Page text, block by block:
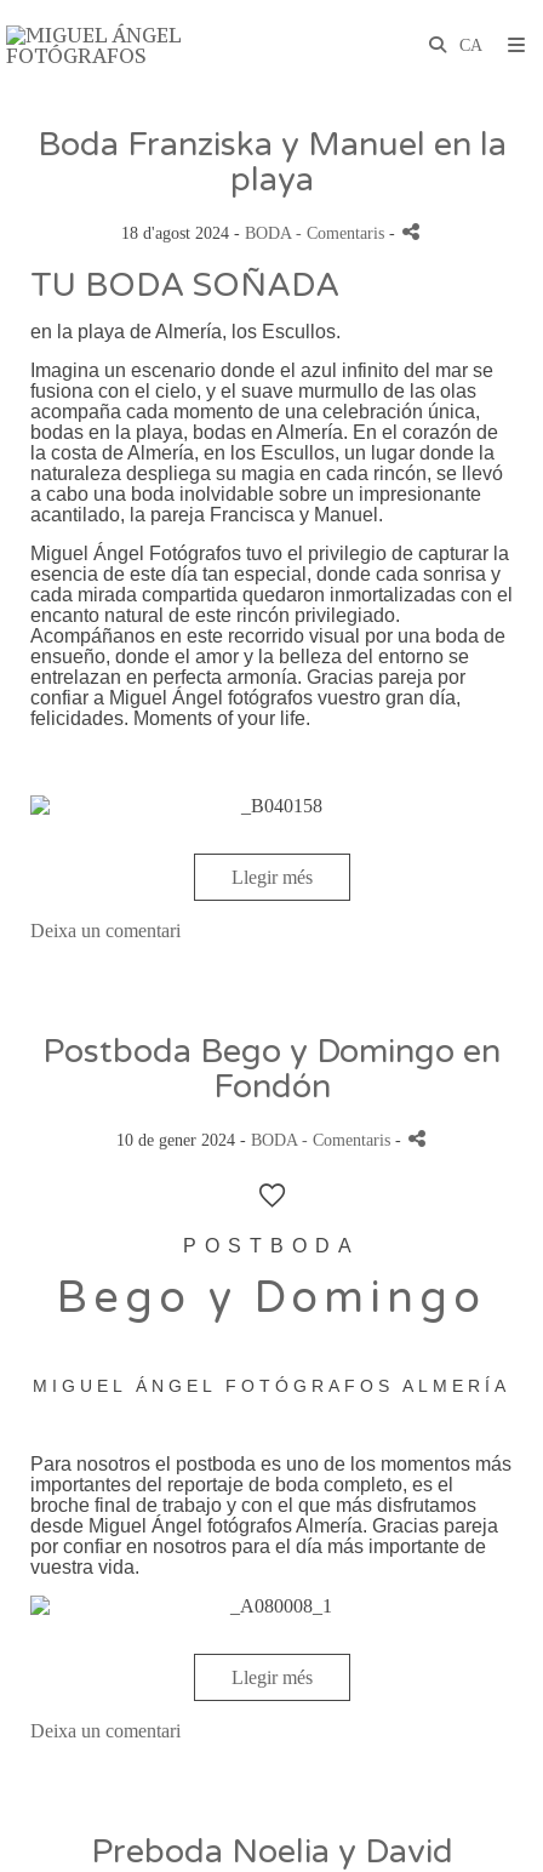
Boda Franziska y Manuel en la
playa
18 d'agost 2024 - BODA - Comentaris -
TU BODA SOÑADA
en la playa de Almería, los Escullos.
Imagina un escenario donde el azul infinito del mar se
fusiona con el cielo, y el suave murmullo de las olas
acompaña cada momento de una celebración única,
bodas en la playa, bodas en Almería. En el corazón de
la costa de Almería, en los Escullos, un lugar donde la
naturaleza despliega su magia en cada rincón, se llevó
a cabo una boda inolvidable sobre un impresionante
acantilado, la pareja Francisca y Manuel.
Miguel Ángel Fotógrafos tuvo el privilegio de capturar la
esencia de este día tan especial, donde cada sonrisa y
cada mirada compartida quedaron inmortalizadas con el
encanto natural de este rincón privilegiado.
Acompáñanos en este recorrido visual por una boda de
ensueño, donde el amor y la belleza del entorno se
entrelazan en perfecta armonía. Gracias pareja por
confiar a Miguel Ángel fotógrafos vuestro gran día,
felicidades. Moments of your life.
Llegir més
Deixa un comentari
Postboda Bego y Domingo en
Fondón
10 de gener 2024 - BODA - Comentaris -
POSTBODA
Bego y Domingo
MIGUEL ÁNGEL FOTÓGRAFOS ALMERÍA
Para nosotros el postboda es uno de los momentos más
importantes del reportaje de boda completo, es el
broche final de trabajo y con el que más disfrutamos
desde Miguel Ángel fotógrafos Almería. Gracias pareja
por confiar en nosotros para el día más importante de
vuestra vida.
Llegir més
Deixa un comentari
Preboda Noelia y David